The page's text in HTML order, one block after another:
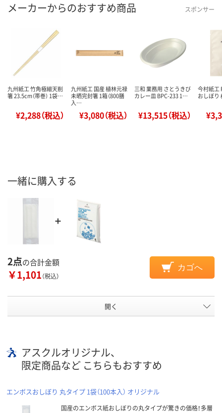
メーカーからのおすすめ商品 スポンサー
九州紙工 竹角極細天削
箸 23.5cm（帯巻） 1袋…
¥2,288（税込）
九州紙工 国産 植林元禄
未晒完封箸 1箱（800膳
入…
¥3,080（税込）
三和 業務用 さとうきび
カレー皿 BPC-233 1…
¥13,515（税込）
今村紙工
おしぼり
一緒に購入する
2点の合計金額
￥1,101（税込）
カゴへ
開く
アスクルオリジナル、
限定商品など こちらもおすすめ
エンボスおしぼり 丸タイプ 1袋（100本入） オリジナル
国産のエンボス紙おしぼりの丸タイプが驚きの価格！多層